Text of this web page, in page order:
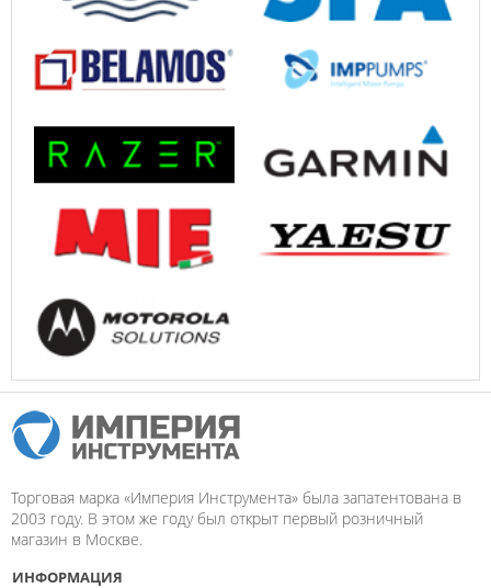
Торговая марка «Империя Инструмента» была запатентована в
2003 году. В этом же году был открыт первый розничный
магазин в Москве.
ИНФОРМАЦИЯ